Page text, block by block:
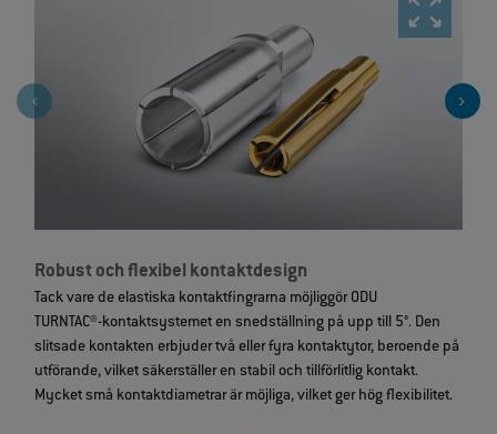
Robust och flexibel kontaktdesign
Tack vare de elastiska kontaktfingrarna möjliggör ODU
TURNTAC®‑kontaktsystemet en snedställning på upp till 5°. Den
slitsade kontakten erbjuder två eller fyra kontaktytor, beroende på
utförande, vilket säkerställer en stabil och tillförlitlig kontakt.
Mycket små kontaktdiametrar är möjliga, vilket ger hög flexibilitet.